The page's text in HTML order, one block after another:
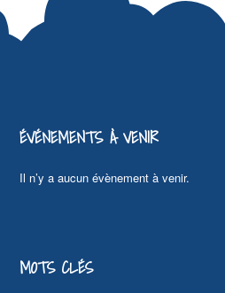
ÉVÉNEMENTS À VENIR
Il n’y a aucun évènement à venir.
MOTS CLÉS